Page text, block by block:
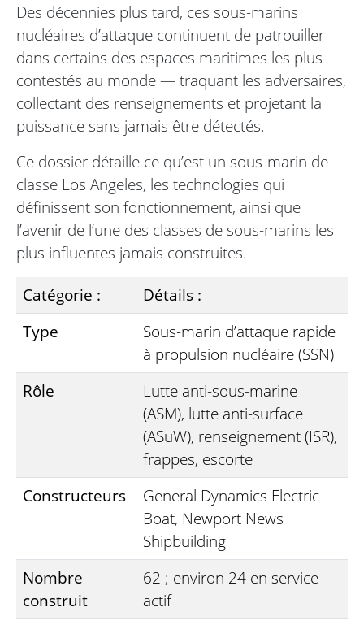
Des décennies plus tard, ces sous-marins
nucléaires d’attaque continuent de patrouiller
dans certains des espaces maritimes les plus
contestés au monde — traquant les adversaires,
collectant des renseignements et projetant la
puissance sans jamais être détectés.
Ce dossier détaille ce qu’est un sous-marin de
classe Los Angeles, les technologies qui
définissent son fonctionnement, ainsi que
l’avenir de l’une des classes de sous-marins les
plus influentes jamais construites.
Catégorie :
Détails :
Type
Sous-marin d’attaque rapide
à propulsion nucléaire (SSN)
Rôle
Lutte anti-sous-marine
(ASM), lutte anti-surface
(ASuW), renseignement (ISR),
frappes, escorte
Constructeurs
General Dynamics Electric
Boat, Newport News
Shipbuilding
Nombre
construit
62 ; environ 24 en service
actif